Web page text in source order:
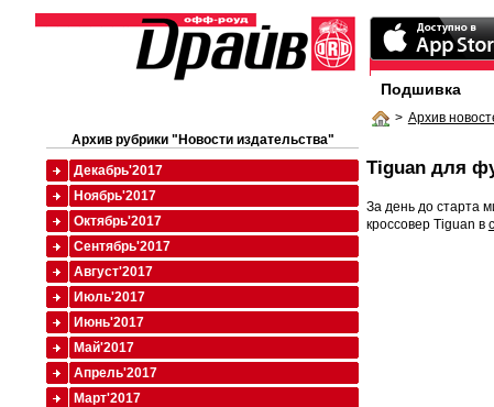
Подшивка
> Архив
Tiguan для
За день до старта
кроссовер Tiguan в
Архив рубрики "Новости издательства"
Декабрь'2017
Ноябрь'2017
Октябрь'2017
Сентябрь'2017
Август'2017
Июль'2017
Июнь'2017
Май'2017
Апрель'2017
Март'2017